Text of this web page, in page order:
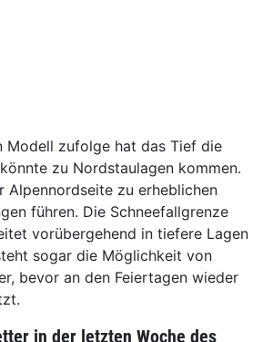
Modell zufolge hat das Tief die
zu Nordstaulagen kommen.
Alpennordseite zu erheblichen
führen. Die Schneefallgrenze
vorübergehend in tiefere Lagen
sogar die Möglichkeit von
bevor an den Feiertagen wieder
in der letzten Woche des